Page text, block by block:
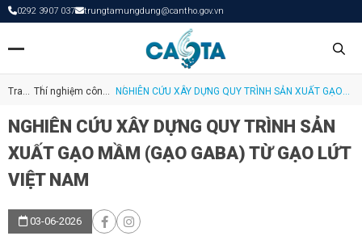
0292 3907 037 trungtamungdung@cantho.gov.vn
Trang Thí nghiệm công
NGHIÊN CỨU XÂY DỰNG QUY TRÌNH SẢN XUẤT GẠO
NGHIÊN CỨU XÂY DỰNG QUY TRÌNH SẢN
XUẤT GẠO MẦM (GẠO GABA) TỪ GẠO LỨT
VIỆT NAM
03-06-2026